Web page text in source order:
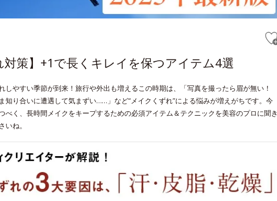
対策】+1で長くキレイを保つアイテム4選
しやすい季節が到来！旅行や外出も増えるこの時期は、「写真を撮ったら眉が無い！
知り合いに遭遇して気まずい……」など“メイクくずれ”による悩みが増えがちです。今
べく、長時間メイクをキープするための必須アイテム＆テクニックを美容のプロに聞き
ね。